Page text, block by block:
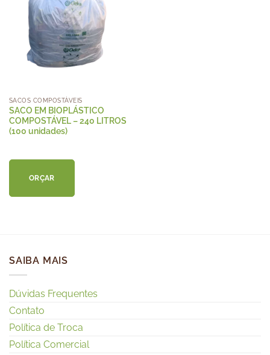
SACOS COMPOSTÁVEIS
SACO EM BIOPLÁSTICO
COMPOSTÁVEL – 240 LITROS
(100 unidades)
ORÇAR
SAIBA MAIS
Dúvidas Frequentes
Contato
Política de Troca
Política Comercial